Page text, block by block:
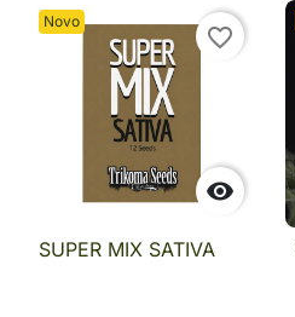
Novo

favorite_border
SUPER MIX SATIVA